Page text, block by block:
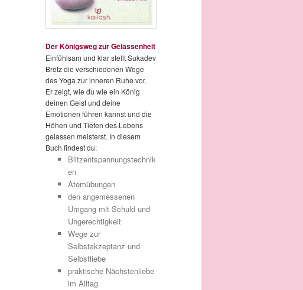
Der Königsweg zur Gelassenheit
Einfühlsam und klar stellt Sukadev
Bretz die verschiedenen Wege
des Yoga zur inneren Ruhe vor.
Er zeigt, wie du wie ein König
deinen Geist und deine
Emotionen führen kannst und die
Höhen und Tiefen des Lebens
gelassen meisterst. In diesem
Buch findest du:
Blitzentspannungstechnik
en
Atemübungen
den angemessenen
Umgang mit Schuld und
Ungerechtigkeit
Wege zur
Selbstakzeptanz und
Selbstliebe
praktische Nächstenliebe
im Alltag